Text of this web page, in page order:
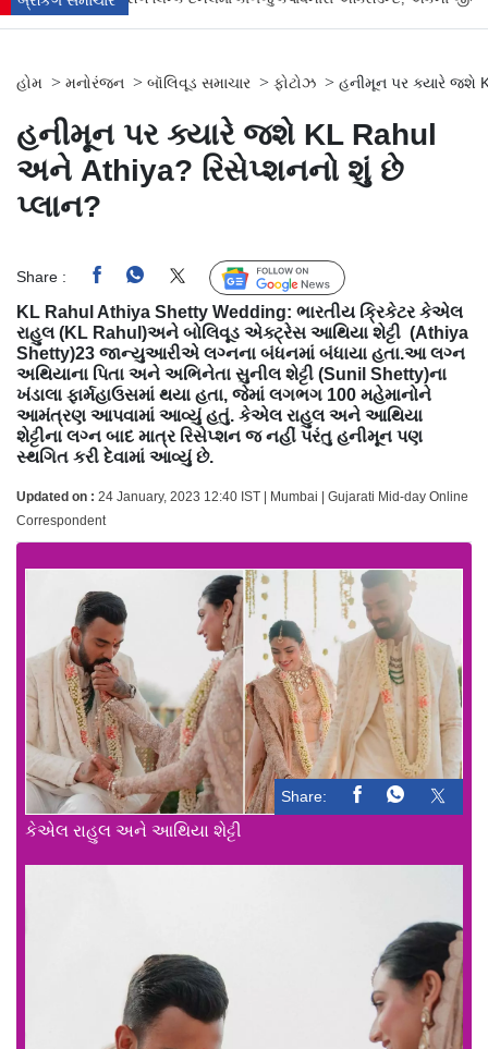
હોમ > મનોરંજન > બૉલિવૂડ સમાચાર > ફોટોઝ > હનીમૂન પર ક્યારે જશે
હનીમૂન પર ક્યારે જશે KL Rahul
અને Athiya? રિસેપ્શનનો શું છે
પ્લાન?
Share : Follow Us
KL Rahul Athiya Shetty Wedding: ભારતીય ક્રિકેટર કેએલ
રાહુલ (KL Rahul)અને બોલિવૂડ એક્ટ્રેસ આથિયા શેટ્ટી (Athiya
Shetty)23 જાન્યુઆરીએ લગ્નના બંધનમાં બંધાયા હતા.આ લગ્ન
અથિયાના પિતા અને અભિનેતા સુનીલ શેટ્ટી (Sunil Shetty)ના
ખંડાલા ફાર્મહાઉસમાં થયા હતા, જેમાં લગભગ 100 મહેમાનોને
આમંત્રણ આપવામાં આવ્યું હતું. કેએલ રાહુલ અને આથિયા
શેટ્ટીના લગ્ન બાદ માત્ર રિસેપ્શન જ નહીં પરંતુ હનીમૂન પણ
સ્થગિત કરી દેવામાં આવ્યું છે.
Updated on : 24 January, 2023 12:40 IST | Mumbai | Gujarati Mid-day Online
Correspondent
Share:
કેએલ રાહુલ અને આથિયા શેટ્ટી